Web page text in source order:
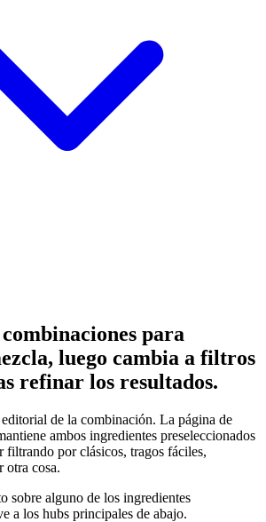
para
luego cambia a filtros
refinar los resultados.
de la combinación. La página de
ambos ingredientes preseleccionados
filtrando por clásicos, tragos fáciles,
otra cosa.
sobre alguno de los ingredientes
a los hubs principales de abajo.